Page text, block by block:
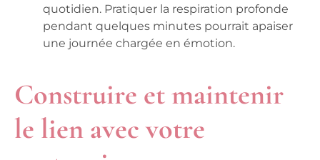
quotidien. Pratiquer la respiration profonde
pendant quelques minutes pourrait apaiser
une journée chargée en émotion.
Construire et maintenir
le lien avec votre